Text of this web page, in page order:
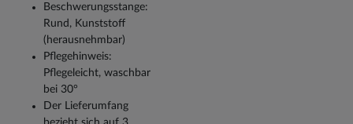
Beschwerungsstange:
Rund, Kunststoff
(herausnehmbar)
Pflegehinweis:
Pflegeleicht, waschbar
bei 30°
Der Lieferumfang